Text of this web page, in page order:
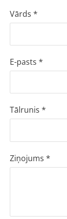
Vārds *
E-pasts *
Tālrunis *
Ziņojums *